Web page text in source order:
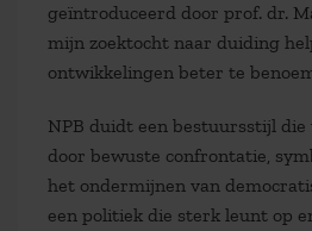
geïntroduceerd door prof. dr.
mijn zoektocht naar duiding
ontwikkelingen beter te
NPB duidt een bestuursstijl
door bewuste confrontatie,
het ondermijnen van
een politiek die sterk leunt op